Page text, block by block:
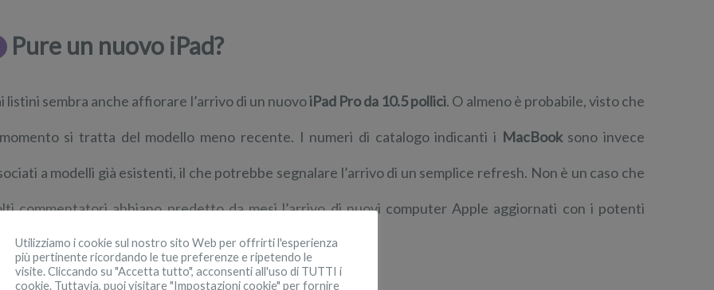
Pure un nuovo iPad?
listini sembra anche affiorare l’arrivo di un nuovoiPad Pro da 10.5 pollici. O almeno è probabile, visto che
si tratta del modello meno recente. I numeri di catalogo indicanti i MacBooksono invece
a modelli già esistenti, il che potrebbe segnalare l’arrivo di un semplice refresh. Non è un caso che
commentatori abbiano predetto da mesi l’arrivo di nuovi computer Apple aggiornati con i potenti
IntelKaby Lake.
Utilizziamo i cookie sul nostro sito Web per offrirti l'esperienza
più pertinente ricordando le tue preferenze e ripetendo le
visite. Cliccando su "Accetta tutto", acconsenti all'uso di TUTTI i
cookie. Tuttavia, puoi visitare "Impostazioni cookie" per fornire